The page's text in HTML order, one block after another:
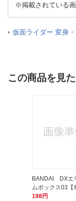
※掲載されている
仮面ライダー 変身
この商品を見
BANDAI DXエ
ムボックス03【
198円